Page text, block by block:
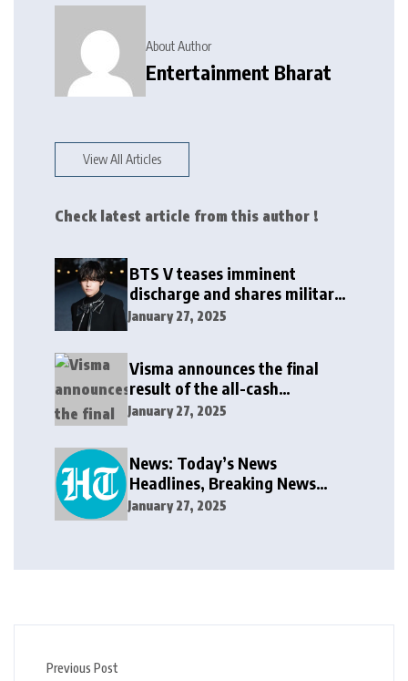
About Author
Entertainment Bharat
View All Articles
Check latest article from this author !
BTS V teases imminent
discharge and shares military
update in new message: ‘It
January 27, 2025
Visma announces the final
result of the all-cash
voluntary recommended
January 27, 2025
News: Today’s News
Headlines, Breaking News
India, World News and Cricket
January 27, 2025
Previous Post